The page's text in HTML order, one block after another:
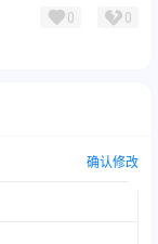
0 0
确认修改